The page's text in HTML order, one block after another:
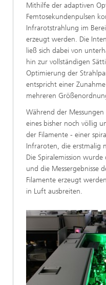
Mithilfe der adaptiven
Femtosekundenpulsen
Infrarotstrahlung im
erzeugt werden. Die
ließ sich dabei von
hin zur vollständigen
Optimierung der
entspricht einer
mehreren
Während der
eines bisher noch völlig
der Filamente - einer
Infraroten, die erstmalig
Die Spiralemission
und die Messergebnisse
Filamente erzeugt
in Luft ausbreiten.